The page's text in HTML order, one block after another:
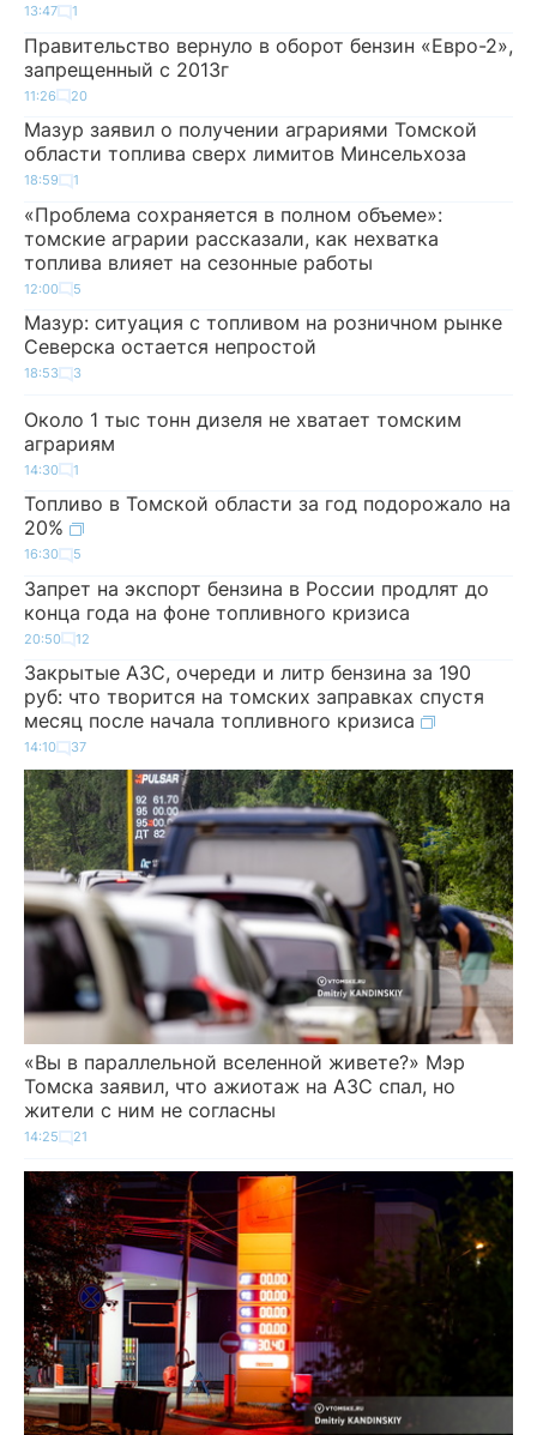
13:47 1
Правительство вернуло в оборот бензин «Евро-2»,
запрещенный с 2013г
11:26 20
Мазур заявил о получении аграриями Томской
области топлива сверх лимитов Минсельхоза
18:59 1
«Проблема сохраняется в полном объеме»:
томские аграрии рассказали, как нехватка
топлива влияет на сезонные работы
12:00 5
Мазур: ситуация с топливом на розничном рынке
Северска остается непростой
18:53 3
Около 1 тыс тонн дизеля не хватает томским
аграриям
14:30 1
Топливо в Томской области за год подорожало на
20%
16:30 5
Запрет на экспорт бензина в России продлят до
конца года на фоне топливного кризиса
20:50 12
Закрытые АЗС, очереди и литр бензина за 190
руб: что творится на томских заправках спустя
месяц после начала топливного кризиса
14:10 37
«Вы в параллельной вселенной живете?» Мэр
Томска заявил, что ажиотаж на АЗС спал, но
жители с ним не согласны
14:25 21